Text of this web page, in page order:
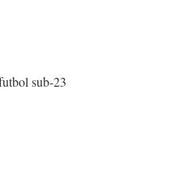
sub-23